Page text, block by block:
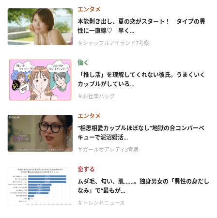
エンタメ
本能剥き出し、夏の恋がスタート！ タイプの異
性に一直線♡ 早く...
＃シャッフルアイランド7考察
働く
「推し活」を理解してくれない彼氏。うまくいく
カップルがしている...
＃お仕事ハック
エンタメ
“相思相愛カップルほぼなし”地獄の合コンバーベ
キューで泥沼婚活...
＃ガールオアレディ3考察
恋する
ムダ毛、匂い、肌……。独身男女の「異性の身だし
なみ」で“最もが...
＃トレンドニュース